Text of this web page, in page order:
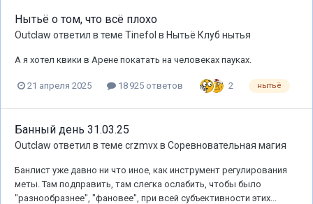
Нытьё о том, что всё плохо
Outclaw ответил в теме Tinefol в Нытьё Клуб нытья
А я хотел квики в Арене покатать на человеках пауках.
21 апреля 2025 18 925 ответов 2 нытьё
Банный день 31.03.25
Outclaw ответил в теме crzmvxв Соревновательная магия
Банлист уже давно ни что иное, как инструмент регулирования
меты. Там подправить, там слегка ослабить, чтобы было
"разнообразнее", "фановее", при всей субъективности этих...